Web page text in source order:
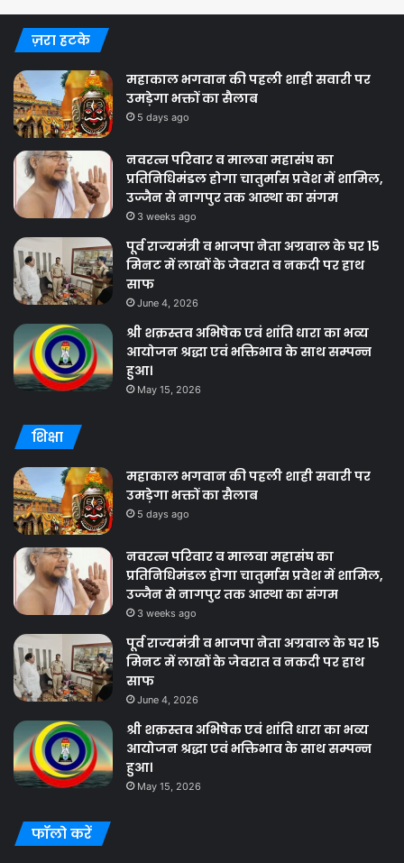
ज़रा हटके
महाकाल भगवान की पहली शाही सवारी पर
उमड़ेगा भक्तों का सैलाब
5 days ago
नवरत्न परिवार व मालवा महासंघ का
प्रतिनिधिमंडल होगा चातुर्मास प्रवेश में शामिल,
उज्जैन से नागपुर तक आस्था का संगम
3 weeks ago
पूर्व राज्यमंत्री व भाजपा नेता अग्रवाल के घर 15
मिनट में लाखों के जेवरात व नकदी पर हाथ
साफ
June 4, 2026
श्री शक्रस्तव अभिषेक एवं शांति धारा का भव्य
आयोजन श्रद्धा एवं भक्तिभाव के साथ सम्पन्न
हुआ।
May 15, 2026
शिक्षा
महाकाल भगवान की पहली शाही सवारी पर
उमड़ेगा भक्तों का सैलाब
5 days ago
नवरत्न परिवार व मालवा महासंघ का
प्रतिनिधिमंडल होगा चातुर्मास प्रवेश में शामिल,
उज्जैन से नागपुर तक आस्था का संगम
3 weeks ago
पूर्व राज्यमंत्री व भाजपा नेता अग्रवाल के घर 15
मिनट में लाखों के जेवरात व नकदी पर हाथ
साफ
June 4, 2026
श्री शक्रस्तव अभिषेक एवं शांति धारा का भव्य
आयोजन श्रद्धा एवं भक्तिभाव के साथ सम्पन्न
हुआ।
May 15, 2026
फॉलो करें